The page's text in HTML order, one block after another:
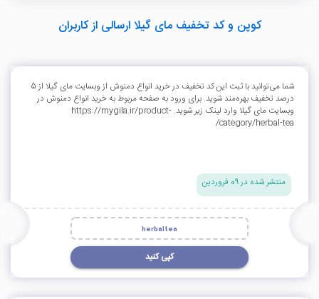
کوپن و کد تخفیف مای‌ گیلا ارسالی از کاربران
شما می‌توانید با ثبت این کد تخفیف در خرید انواع دمنوش از وبسایت مای گیلا از 5
درصد تخفیف بهره‌مند شوید. برای ورود به صفحه مربوط به خرید انواع دمنوش در
وبسایت مای گیلا وارد لینک زیر شوید. https://mygila.ir/product-
category/herbal-tea/
منتشر شده در 09 فروردین
herbaltea
کپی کنید